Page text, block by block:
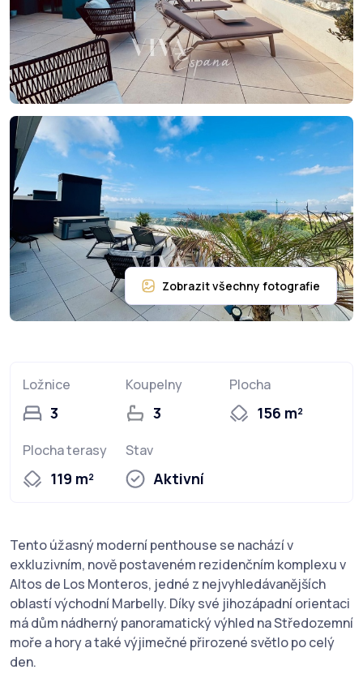
Ložnice
3
Koupelny
3
Plocha
156 m²
Plocha terasy
119 m²
Stav
Aktivní
Tento úžasný moderní penthouse se nachází v
exkluzivním, nově postaveném rezidenčním komplexu v
Altos de Los Monteros, jedné z nejvyhledávanějších
oblastí východní Marbelly. Díky své jihozápadní orientaci
má dům nádherný panoramatický výhled na Středozemní
moře a hory a také výjimečné přirozené světlo po celý
den.